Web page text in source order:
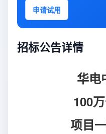
申请试用
招标公告详情
华电
100
项目